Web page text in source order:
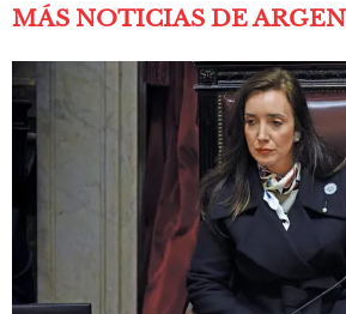
MÁS NOTICIAS DE